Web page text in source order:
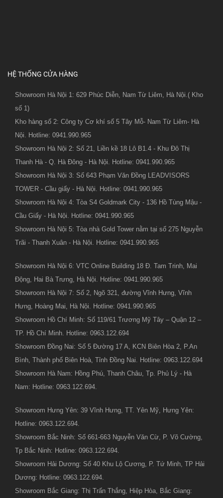
HỆ THỐNG CỬA HÀNG
Showroom Hà Nội 1: 629 Phúc Diễn, Nam Từ Liêm, Hà Nội.( Kho
số 1)
Kho hàng số 2: Công ty Cơ khí số 5 Tây Mỗ- Nam Từ Liêm- Hà
Nội. Hotline: 0941.990.965
Showroom Hà Nội 2: Số 21, Liền kề 18 Lô B1.4 - Khu Đô Thị
Thanh Hà - Q. Hà Đông - Hà Nội. Hotline: 0941.990.965
Showroom Hà Nội 3: Số 643 Phạm Văn Đồng LEADVISORS
TOWER - Cầu giấy - Hà Nội. Hotline: 0941.990.965
Showroom Hà Nội 4: Tòa S4 Goldmark City - 136 Hồ Tùng Mậu -
Cầu Giấy - Hà Nội. Hotline: 0941.990.965
Showroom Hà Nội 5: Tòa nhà Gold Tower nằm tại số 275 Nguyễn
Trãi - Thanh Xuân - Hà Nội. Hotline: 0941.990.965
Showroom Hà Nội 6: VTC Online Building 18 Đ. Tam Trinh, Mai
Động, Hai Bà Trưng, Hà Nội. Hotline: 0941.990.965
Showroom Hà Nội 7: Số 2, Ngõ 321, đường Vĩnh Hưng, Vĩnh
Hưng, Hoàng Mai, Hà Nội. Hotline: 0941.990.965
Showroom Hồ Chí Minh: Số 119/61 Trương Mỹ Tây – Quận 12 –
TP. Hồ Chí Minh. Hotline: 0963.122.694
Showroom Đồng Nai: Số 5 Đường 17 A, KCN Biên Hòa 2, P.An
Bình, Thành phố Biên Hoà, Tỉnh Đồng Nai. Hotline: 0963.122.694
Showroom Hà Nam: Hồng Phú, Thanh Châu, Tp. Phủ Lý - Hà
Nam: Hotline: 0963.122.694.
Showroom Hưng Yên: 39 Vĩnh Hưng, TT. Yên Mỹ, Hưng Yên:
Hotline: 0963.122.694.
Showroom Bắc Ninh: Số 661-663 Nguyễn Văn Cừ, P. Võ Cường,
Tp Bắc Ninh: Hotline: 0963.122.694.
Showroom Hải Dương: Số 40 Khu Lộ Cương, P. Tứ Minh, TP Hải
Dương: Hotline: 0963.122.694.
Showroom Bắc Giang: Thị Trấn Thắng, Hiệp Hòa, Bắc Giang: